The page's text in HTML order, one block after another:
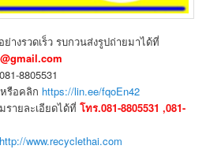
ย่างรวดเร็ว รบกวนส่งรูปถ่ายมาได้ที่
8805531
หรือคลิก https://lin.ee/fqoEn42
รายละเอียดได้ที่โทร.081-8805531 ,081-
http://www.recyclethai.com